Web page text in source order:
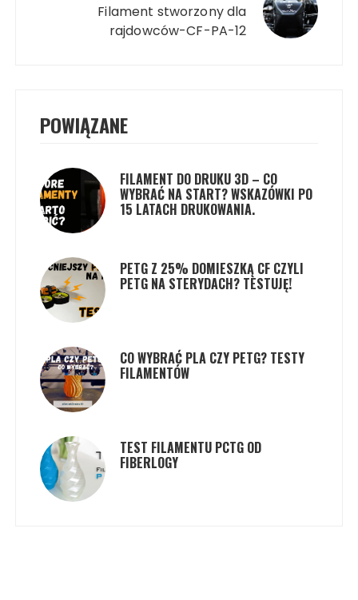
Filament stworzony dla
rajdowców-CF-PA-12
POWIĄZANE
FILAMENT DO DRUKU 3D – CO
WYBRAĆ NA START? WSKAZÓWKI PO
15 LATACH DRUKOWANIA.
PETG Z 25% DOMIESZKĄ CF CZYLI
PETG NA STERYDACH? TESTUJĘ!
CO WYBRAĆ PLA CZY PETG? TESTY
FILAMENTÓW
TEST FILAMENTU PCTG OD
FIBERLOGY